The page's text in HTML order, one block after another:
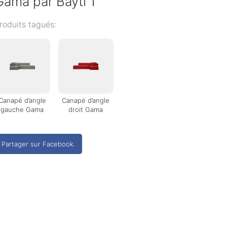
tagués:
d’angle
gauche Gama
Canapé d’angle
droit Gama
Partager sur Facebook.